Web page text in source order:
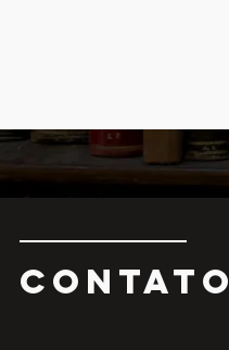
CONTATO